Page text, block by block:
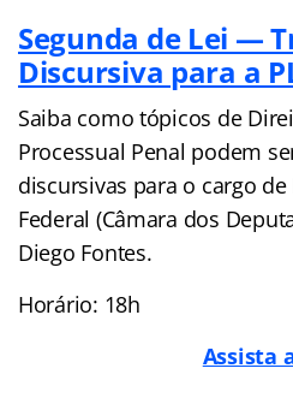
Segunda de Lei —
Discursiva para a
Saiba como tópicos de
Processual Penal podem
discursivas para o cargo
Federal (Câmara dos
Diego Fontes.
Horário: 18h
Assista